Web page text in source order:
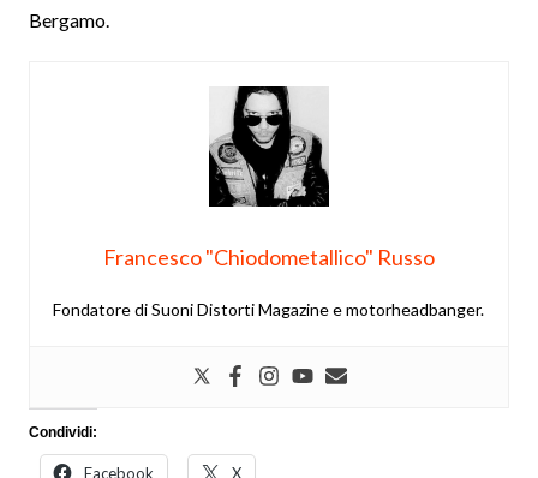
Bergamo.
Francesco "Chiodometallico" Russo
Fondatore di Suoni Distorti Magazine e motorheadbanger.
Condividi:
Facebook X